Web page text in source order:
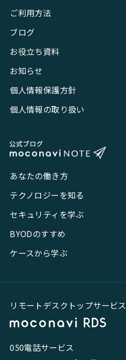
ご利用方法
ブログ
お役立ち資料
お知らせ
個人情報保護方針
個人情報の取り扱い
あなたの働き方
テクノロジーを知る
セキュリティを学ぶ
BYODのすすめ
ケースから学ぶ
リモートデスクトップサービス
050電話サービス